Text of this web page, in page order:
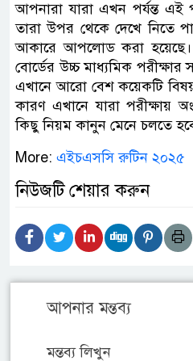
আপনারা যারা এখন পর্যন্ত এই
তারা উপর থেকে দেখে নিতে
আকারে আপলোড করা
বোর্ডের উচ্চ মাধ্যমিক
এখানে আরো বেশ কয়েকটি
কারণ এখানে যারা পরীক্ষায়
কিছু নিয়ম কানুন মেনে চলতে
More: এইচএসসি রুটিন ২০২৫
নিউজটি শেয়ার করুন
আপনার মন্তব্য
মন্তব্য লিখুন